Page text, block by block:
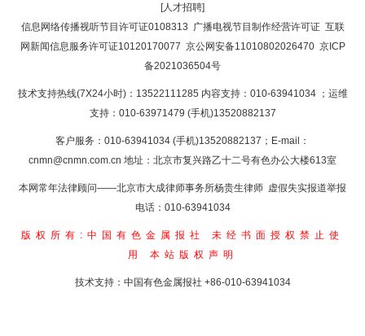
返回首页
[人才招聘]
信息网络传播视听节目许可证0108313 广播电视节目制作经营许可证 互联
网新闻信息服务许可证10120170077 京公网安备11010802026470 京ICP
备2021036504号
技术支持热线(7X24小时)：13522111285 内容支持：010-63941034 ；运维
支持：010-63971479 (手机)13520882137
客户服务：010-63941034 (手机)13520882137；E-mail：
cnmn@cnmn.com.cn 地址：北京市复兴路乙十二号有色办公大楼613室
本网常年法律顾问——北京市大成律师事务所杨贵生律师 虚假失实报道举报
电话：010-63941034
版权所有:中国有色金属报社
未经书面授权禁止使
用 本站版权声明
技术支持：中国有色金属报社 +86-010-63941034